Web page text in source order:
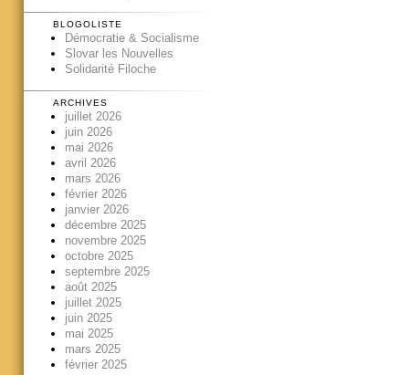
BLOGOLISTE
Démocratie & Socialisme
Slovar les Nouvelles
Solidarité Filoche
ARCHIVES
juillet 2026
juin 2026
mai 2026
avril 2026
mars 2026
février 2026
janvier 2026
décembre 2025
novembre 2025
octobre 2025
septembre 2025
août 2025
juillet 2025
juin 2025
mai 2025
mars 2025
février 2025